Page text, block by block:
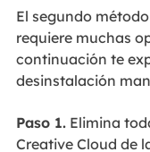
El segundo
requiere muchas
continuación te
desinstalación
Paso 1.Elimina
Creative Cloud de